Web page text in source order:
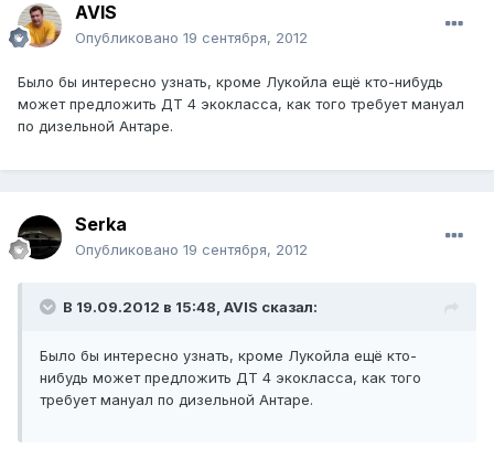
AVIS
Опубликовано 19 сентября, 2012
Было бы интересно узнать, кроме Лукойла ещё кто-нибудь
может предложить ДТ 4 экокласса, как того требует мануал
по дизельной Антаре.
Serka
Опубликовано 19 сентября, 2012
В 19.09.2012 в 15:48, AVIS сказал:
Было бы интересно узнать, кроме Лукойла ещё кто-
нибудь может предложить ДТ 4 экокласса, как того
требует мануал по дизельной Антаре.